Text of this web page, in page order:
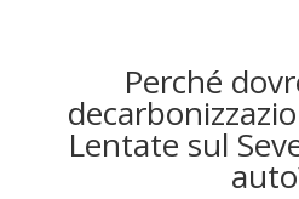
Perché
Lentate sul